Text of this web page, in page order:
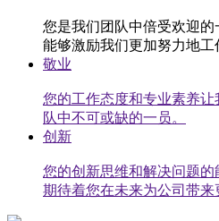
您是我们团队中倍受欢迎
能够激励我们更加努力地工
敬业
您的工作态度和专业素养
队中不可或缺的一员。
创新
您的创新思维和解决问题
期待着您在未来为公司带来